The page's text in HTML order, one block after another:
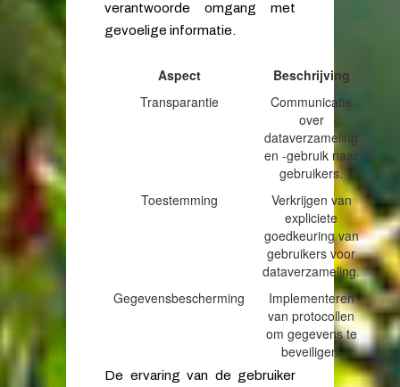
verantwoorde omgang met
gevoelige informatie.
Aspect
Beschrijving
Transparantie
Communicatie
over
dataverzameling
en -gebruik naar
gebruikers.
Toestemming
Verkrijgen van
expliciete
goedkeuring van
gebruikers voor
dataverzameling.
Gegevensbescherming
Implementeren
van protocollen
om gegevens te
beveiligen.
De ervaring van de gebruiker